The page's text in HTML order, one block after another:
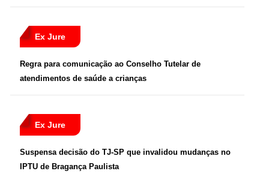
Ex Jure
Regra para comunicação ao Conselho Tutelar de
atendimentos de saúde a crianças
Ex Jure
Suspensa decisão do TJ-SP que invalidou mudanças no
IPTU de Bragança Paulista